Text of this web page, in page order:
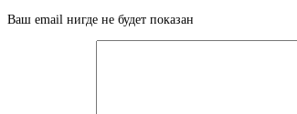
Ваш email нигде не будет показан